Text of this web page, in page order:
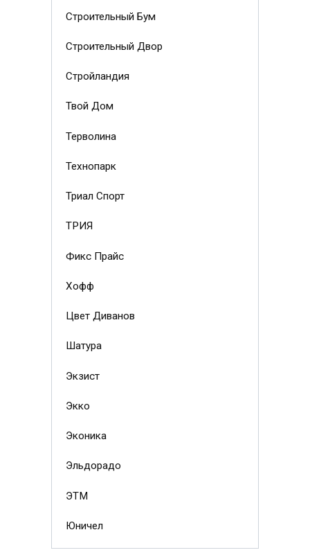
Строительный Бум
Строительный Двор
Стройландия
Твой Дом
Терволина
Технопарк
Триал Спорт
ТРИЯ
Фикс Прайс
Хофф
Цвет Диванов
Шатура
Экзист
Экко
Эконика
Эльдорадо
ЭТМ
Юничел